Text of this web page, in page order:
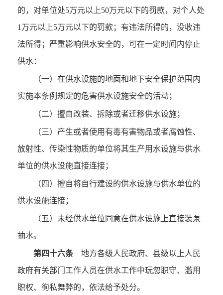
的，对单位处5万元以上50万元以下的罚款，对个人处
1万元以上5万元以下的罚款；有违法所得的，没收违
法所得；严重影响供水安全的，可在一定时间内停止
供水：
（一）在供水设施的地面和地下安全保护范围内
实施本条例规定的危害供水设施安全的活动；
（二）擅自改装、拆除或者迁移供水设施；
（三）产生或者使用有毒有害物品或者腐蚀性、
放射性、传染性物质的单位将其生产用水设施与供水
单位的供水设施直接连接；
（四）擅自将自行建设的供水设施与供水单位的
供水设施连接；
（五）未经供水单位同意在供水设施上直接装泵
抽水。
第四十六条地方各级人民政府、县级以上人民
政府有关部门工作人员在供水工作中玩忽职守、滥用
职权、徇私舞弊的，依法给予处分。